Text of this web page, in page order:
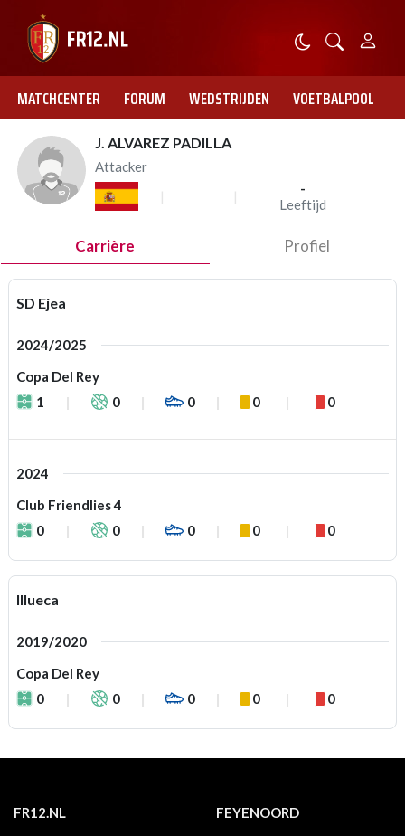
MATCHCENTER FORUM WEDSTRIJDEN VOETBALPOOL
J. ALVAREZ PADILLA
Attacker
-
Leeftijd
Carrière Profiel
SD Ejea
2024/2025
Copa Del Rey
1
0 0 0 0
2024
Club Friendlies 4
0
0 0 0 0
Illueca
2019/2020
Copa Del Rey
0
0 0 0 0
FR12.NL
FEYENOORD